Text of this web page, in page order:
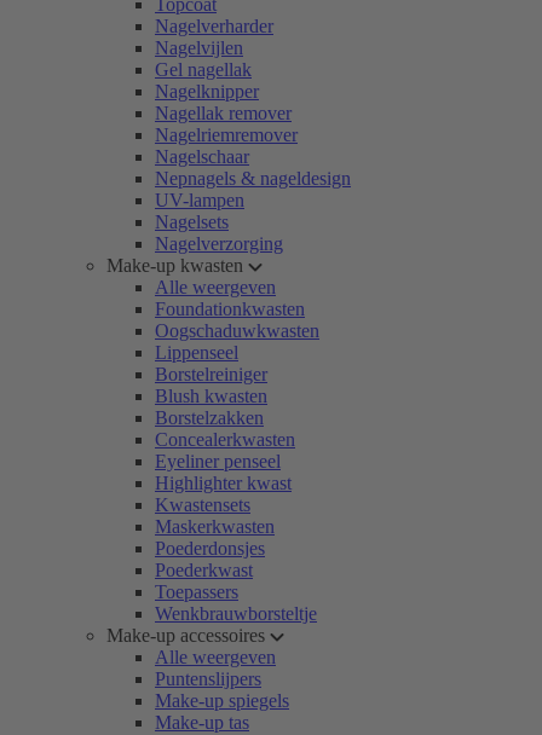
Topcoat
Nagelverharder
Nagelvijlen
Gel nagellak
Nagelknipper
Nagellak remover
Nagelriemremover
Nagelschaar
Nepnagels & nageldesign
UV-lampen
Nagelsets
Nagelverzorging
Make-up kwasten
Alle weergeven
Foundationkwasten
Oogschaduwkwasten
Lippenseel
Borstelreiniger
Blush kwasten
Borstelzakken
Concealerkwasten
Eyeliner penseel
Highlighter kwast
Kwastensets
Maskerkwasten
Poederdonsjes
Poederkwast
Toepassers
Wenkbrauwborsteltje
Make-up accessoires
Alle weergeven
Puntenslijpers
Make-up spiegels
Make-up tas